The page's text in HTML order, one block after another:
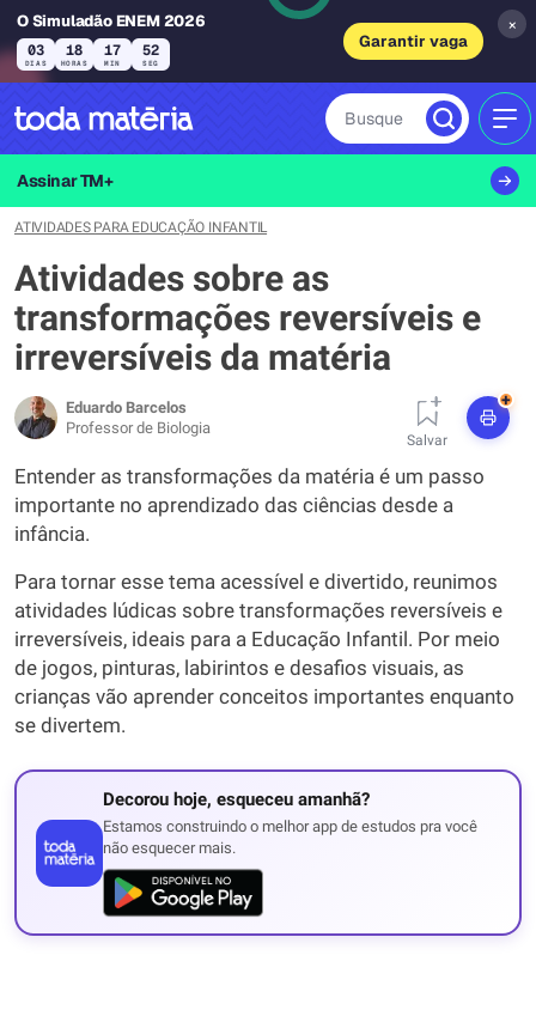
O Simuladão ENEM 2026
03
DIAS
18
HORAS
17
MIN
51
SEG
Garantir vaga
×
Busque
Assinar TM+
ATIVIDADES PARA EDUCAÇÃO INFANTIL
Atividades sobre as
transformações reversíveis e
irreversíveis da matéria
Eduardo Barcelos
Professor de Biologia
Salvar
+
Entender as transformações da matéria é um passo
importante no aprendizado das ciências desde a
infância.
Para tornar esse tema acessível e divertido, reunimos
atividades lúdicas sobre transformações reversíveis e
irreversíveis, ideais para a Educação Infantil. Por meio
de jogos, pinturas, labirintos e desafios visuais, as
crianças vão aprender conceitos importantes enquanto
se divertem.
Decorou hoje, esqueceu amanhã?
Estamos construindo o melhor app de estudos pra você
não esquecer mais.